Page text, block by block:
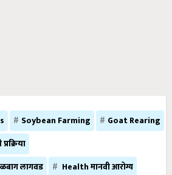
Soybean Farming
Goat Rearing
लागवड
Health मानवी आरोग्य